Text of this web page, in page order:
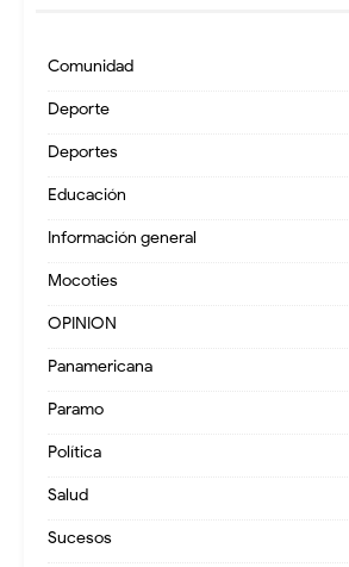
Comunidad
Deporte
Deportes
Educación
Información general
Mocoties
OPINION
Panamericana
Paramo
Política
Salud
Sucesos